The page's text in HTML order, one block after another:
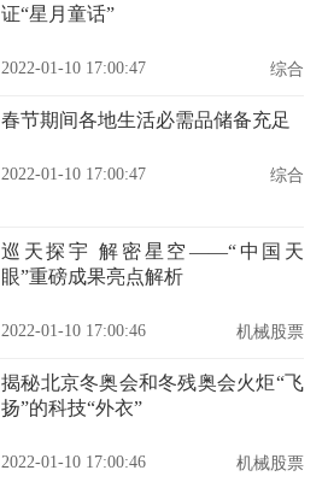
证“星月童话”
2022-01-10 17:00:47 综合
春节期间各地生活必需品储备充足
2022-01-10 17:00:47 综合
巡天探宇 解密星空——“中国天
眼”重磅成果亮点解析
2022-01-10 17:00:46 机械股票
揭秘北京冬奥会和冬残奥会火炬“飞
扬”的科技“外衣”
2022-01-10 17:00:46 机械股票